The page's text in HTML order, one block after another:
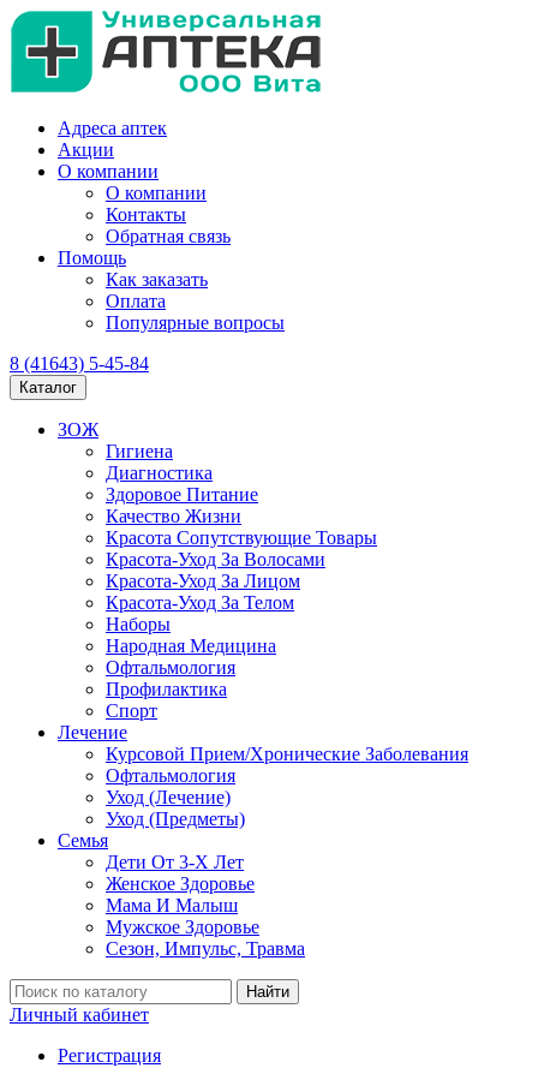
Адреса аптек
Акции
О компании
О компании
Контакты
Обратная связь
Помощь
Как заказать
Оплата
Популярные вопросы
8 (41643) 5-45-84
Каталог
ЗОЖ
Гигиена
Диагностика
Здоровое Питание
Качество Жизни
Красота Сопутствующие Товары
Красота-Уход За Волосами
Красота-Уход За Лицом
Красота-Уход За Телом
Наборы
Народная Медицина
Офтальмология
Профилактика
Спорт
Лечение
Курсовой Прием/Хронические Заболевания
Офтальмология
Уход (Лечение)
Уход (Предметы)
Семья
Дети От 3-Х Лет
Женское Здоровье
Мама И Малыш
Мужское Здоровье
Сезон, Импульс, Травма
Найти
Личный кабинет
Регистрация